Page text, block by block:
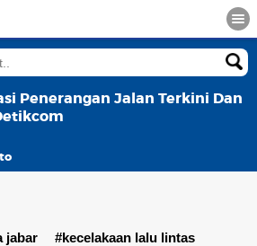
Penerangan Jalan Terkini Dan
jabar
#kecelakaan lalu lintas